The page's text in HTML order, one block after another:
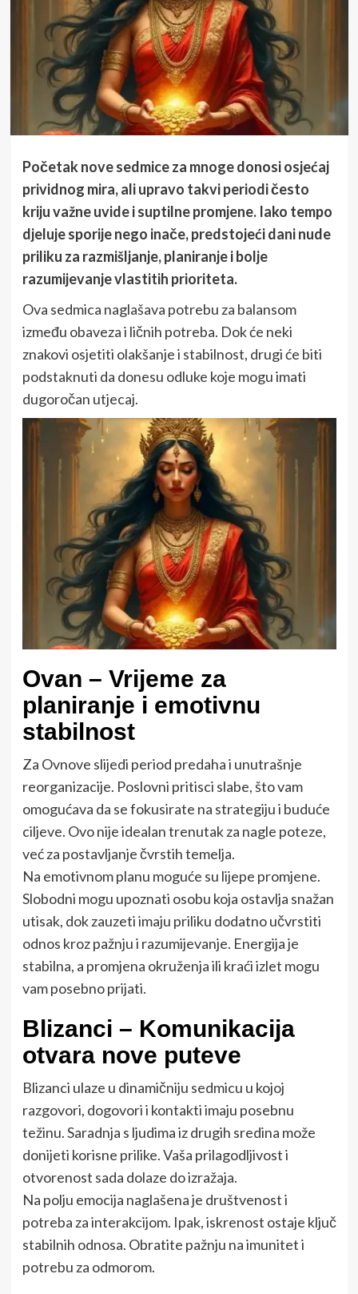
Početak nove sedmice za mnoge donosi osjećaj
prividnog mira, ali upravo takvi periodi često
kriju važne uvide i suptilne promjene. Iako tempo
djeluje sporije nego inače, predstojeći dani nude
priliku za razmišljanje, planiranje i bolje
razumijevanje vlastitih prioriteta.
Ova sedmica naglašava potrebu za balansom
između obaveza i ličnih potreba. Dok će neki
znakovi osjetiti olakšanje i stabilnost, drugi će biti
podstaknuti da donesu odluke koje mogu imati
dugoročan utjecaj.
Ovan – Vrijeme za
planiranje i emotivnu
stabilnost
Za Ovnove slijedi period predaha i unutrašnje
reorganizacije. Poslovni pritisci slabe, što vam
omogućava da se fokusirate na strategiju i buduće
ciljeve. Ovo nije idealan trenutak za nagle poteze,
već za postavljanje čvrstih temelja.
Na emotivnom planu moguće su lijepe promjene.
Slobodni mogu upoznati osobu koja ostavlja snažan
utisak, dok zauzeti imaju priliku dodatno učvrstiti
odnos kroz pažnju i razumijevanje. Energija je
stabilna, a promjena okruženja ili kraći izlet mogu
vam posebno prijati.
Blizanci – Komunikacija
otvara nove puteve
Blizanci ulaze u dinamičniju sedmicu u kojoj
razgovori, dogovori i kontakti imaju posebnu
težinu. Saradnja s ljudima iz drugih sredina može
donijeti korisne prilike. Vaša prilagodljivost i
otvorenost sada dolaze do izražaja.
Na polju emocija naglašena je društvenost i
potreba za interakcijom. Ipak, iskrenost ostaje ključ
stabilnih odnosa. Obratite pažnju na imunitet i
potrebu za odmorom.